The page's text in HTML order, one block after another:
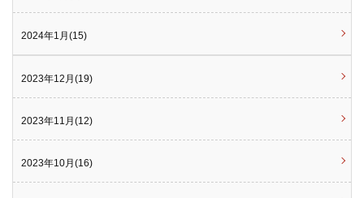
2024年1月(15)
2023年12月(19)
2023年11月(12)
2023年10月(16)